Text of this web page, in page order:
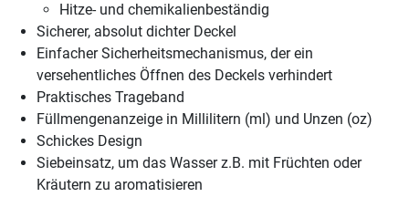
Hitze- und chemikalienbeständig
Sicherer, absolut dichter Deckel
Einfacher Sicherheitsmechanismus, der ein
versehentliches Öffnen des Deckels verhindert
Praktisches Trageband
Füllmengenanzeige in Millilitern (ml) und Unzen (oz)
Schickes Design
Siebeinsatz, um das Wasser z.B. mit Früchten oder
Kräutern zu aromatisieren